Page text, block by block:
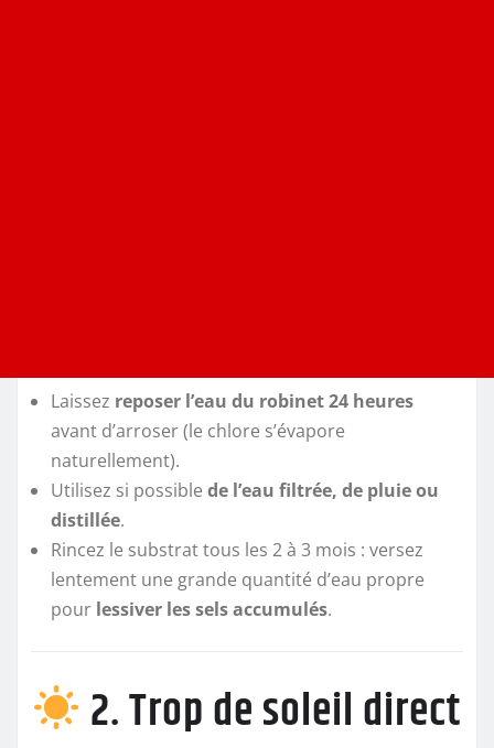
Laissez reposer l’eau du robinet 24 heures
avant d’arroser (le chlore s’évapore
naturellement).
Utilisez si possible de l’eau filtrée, de pluie ou
distillée.
Rincez le substrat tous les 2 à 3 mois : versez
lentement une grande quantité d’eau propre
pour lessiver les sels accumulés.
2. Trop de soleil direct